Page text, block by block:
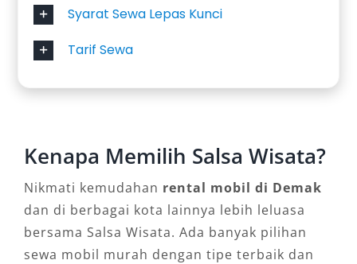
ekonomis dan fungsional
Toyota Innova Zenix Hybrid – efisien dan
ramah lingkungan
SUV Tangguh
Toyota Fortuner – kuat untuk berbagai
Syarat Sewa Lepas Kunci
Tarif Sewa
Kenapa Memilih Salsa Wisata?
Nikmati kemudahan rental mobil di Demak
dan di berbagai kota lainnya lebih leluasa
bersama Salsa Wisata. Ada banyak pilihan
sewa mobil murah dengan tipe terbaik dan